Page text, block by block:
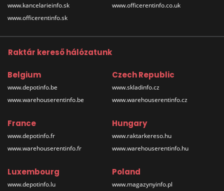
www.kancelarieinfo.sk
www.officerentinfo.sk
www.officerentinfo.co.uk
Raktár kereső hálózatunk
Belgium
www.depotinfo.be
www.warehouserentinfo.be
Czech Republic
www.skladinfo.cz
www.warehouserentinfo.cz
France
www.depotinfo.fr
www.warehouserentinfo.fr
Hungary
www.raktarkereso.hu
www.warehouserentinfo.hu
Luxembourg
www.depotinfo.lu
Poland
www.magazynyinfo.pl